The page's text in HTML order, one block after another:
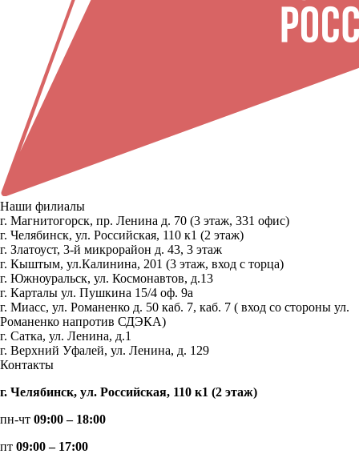
Наши филиалы
г. Магнитогорск, пр. Ленина д. 70 (3 этаж, 331 офис)
г. Челябинск, ул. Российская, 110 к1 (2 этаж)
г. Златоуст, 3-й микрорайон д. 43, 3 этаж
г. Кыштым, ул.Калинина, 201 (3 этаж, вход с торца)
г. Южноуральск, ул. Космонавтов, д.13
г. Карталы ул. Пушкина 15/4 оф. 9а
г. Миасс, ул. Романенко д. 50 каб. 7, каб. 7 ( вход со стороны ул.
Романенко напротив СДЭКА)
г. Сатка, ул. Ленина, д.1
г. Верхний Уфалей, ул. Ленина, д. 129
Контакты
г. Челябинск, ул. Российская, 110 к1 (2 этаж)
пн-чт 09:00 – 18:00
пт 09:00 – 17:00